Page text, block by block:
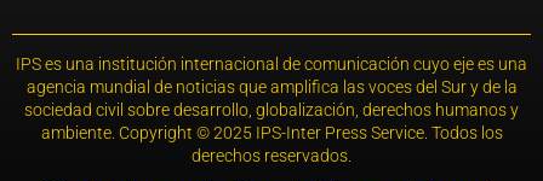
IPS es una institución internacional de comunicación cuyo eje es una
agencia mundial de noticias que amplifica las voces del Sur y de la
sociedad civil sobre desarrollo, globalización, derechos humanos y
ambiente. Copyright © 2025 IPS-Inter Press Service. Todos los
derechos reservados.